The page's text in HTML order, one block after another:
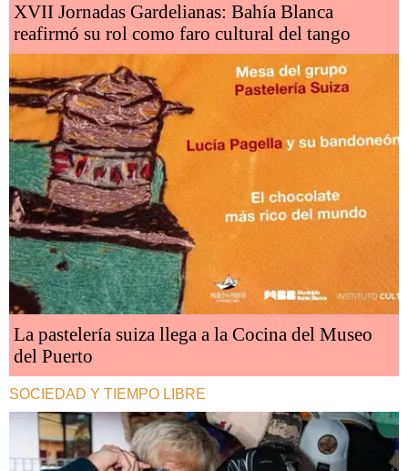
XVII Jornadas Gardelianas: Bahía Blanca
reafirmó su rol como faro cultural del tango
La pastelería suiza llega a la Cocina del Museo
del Puerto
SOCIEDAD Y TIEMPO LIBRE